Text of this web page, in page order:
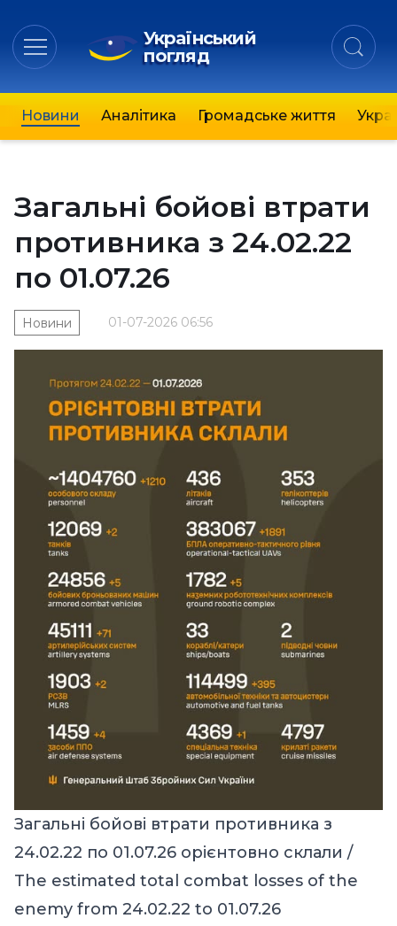
Український
погляд
Новини Аналітика Громадське життя
Загальні бойові втрати
противника з 24.02.22
по 01.07.26
01-07-2026 06:56
Новини
Загальні бойові втрати противника з
24.02.22 по 01.07.26 орієнтовно склали /
The estimated total combat losses of the
enemy from 24.02.22 to 01.07.26